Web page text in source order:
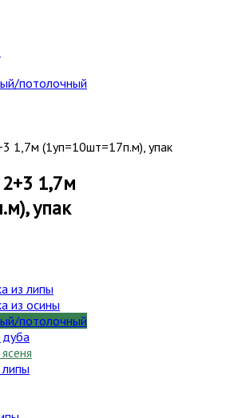
потолочный
1,7м (1уп=10шт=17п.м), упак
1,7м
упак
из липы
из осины
потолочный
дуба
липы